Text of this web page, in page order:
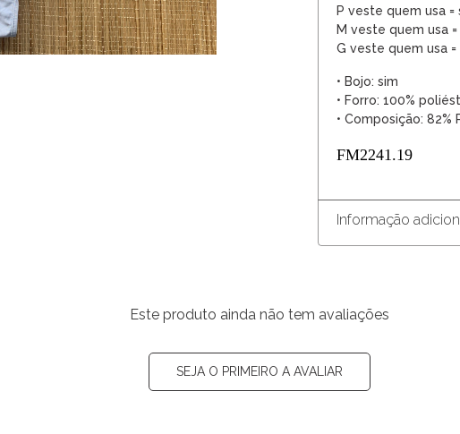
P veste quem usa
M veste quem usa
G veste quem usa
• Bojo: sim
• Forro: 100%
• Composição: 82%
FM2241.19
Informação
Este produto ainda não tem avaliações
SEJA O PRIMEIRO A AVALIAR